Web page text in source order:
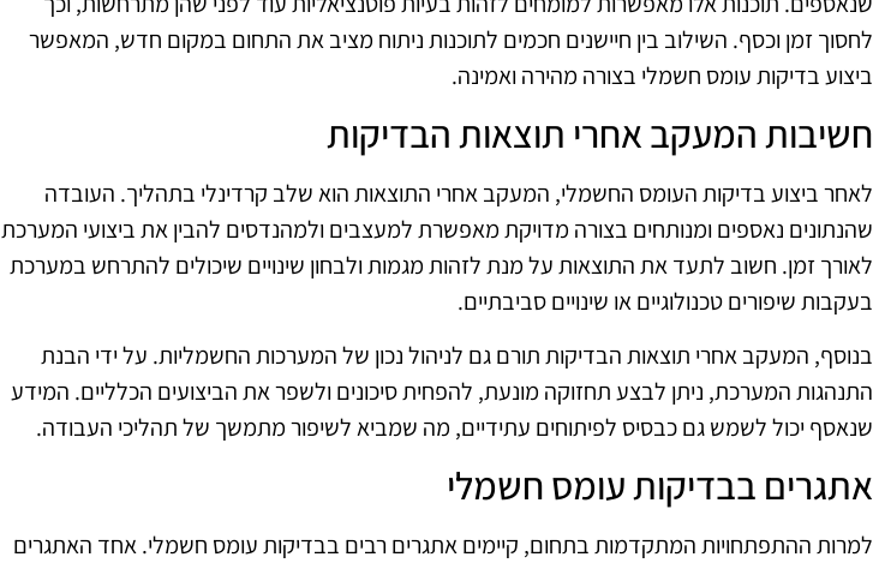
לחסוך זמן וכסף. השילוב בין חיישנים חכמים לתוכנות ניתוח מציב את התחום במקום חדש, המאפשר
ביצוע בדיקות עומס חשמלי בצורה מהירה ואמינה.
חשיבות המעקב אחרי תוצאות הבדיקות
לאחר ביצוע בדיקות העומס החשמלי, המעקב אחרי התוצאות הוא שלב קרדינלי בתהליך. העובדה
שהנתונים נאספים ומנותחים בצורה מדויקת מאפשרת למעצבים ולמהנדסים להבין את ביצועי המערכת
לאורך זמן. חשוב לתעד את התוצאות על מנת לזהות מגמות ולבחון שינויים שיכולים להתרחש במערכת
בעקבות שיפורים טכנולוגיים או שינויים סביבתיים.
בנוסף, המעקב אחרי תוצאות הבדיקות תורם גם לניהול נכון של המערכות החשמליות. על ידי הבנת
התנהגות המערכת, ניתן לבצע תחזוקה מונעת, להפחית סיכונים ולשפר את הביצועים הכלליים. המידע
שנאסף יכול לשמש גם כבסיס לפיתוחים עתידיים, מה שמביא לשיפור מתמשך של תהליכי העבודה.
אתגרים בבדיקות עומס חשמלי
למרות ההתפתחויות המתקדמות בתחום, קיימים אתגרים רבים בבדיקות עומס חשמלי. אחד האתגרים